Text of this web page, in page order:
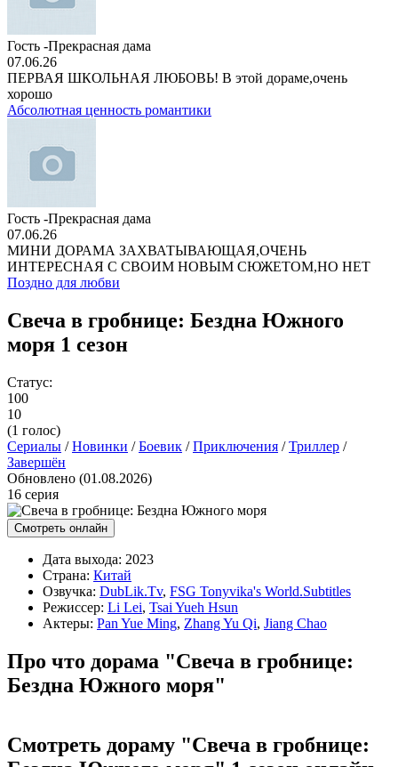
Гость -Прекрасная дама
07.06.26
ПЕРВАЯ ШКОЛЬНАЯ ЛЮБОВЬ! В этой дораме,очень
хорошо
Абсолютная ценность романтики
Гость -Прекрасная дама
07.06.26
МИНИ ДОРАМА ЗАХВАТЫВАЮЩАЯ,ОЧЕНЬ
ИНТЕРЕСНАЯ С СВОИМ НОВЫМ СЮЖЕТОМ,НО НЕТ
Поздно для любви
Свеча в гробнице: Бездна Южного
моря 1 сезон
Статус:
100
10
(1 голос)
Сериалы /Новинки /Боевик /Приключения /Триллер /
Завершён
Обновлено (01.08.2026)
16 серия
Смотреть онлайн
Дата выхода: 2023
Страна: Китай
Озвучка: DubLik.Tv, FSG Tonyvika's World.Subtitles
Режиссер: Li Lei, Tsai Yueh Hsun
Актеры: Pan Yue Ming, Zhang Yu Qi, Jiang Chao
Про что дорама "Свеча в гробнице:
Бездна Южного моря"
Смотреть дораму "Свеча в гробнице: